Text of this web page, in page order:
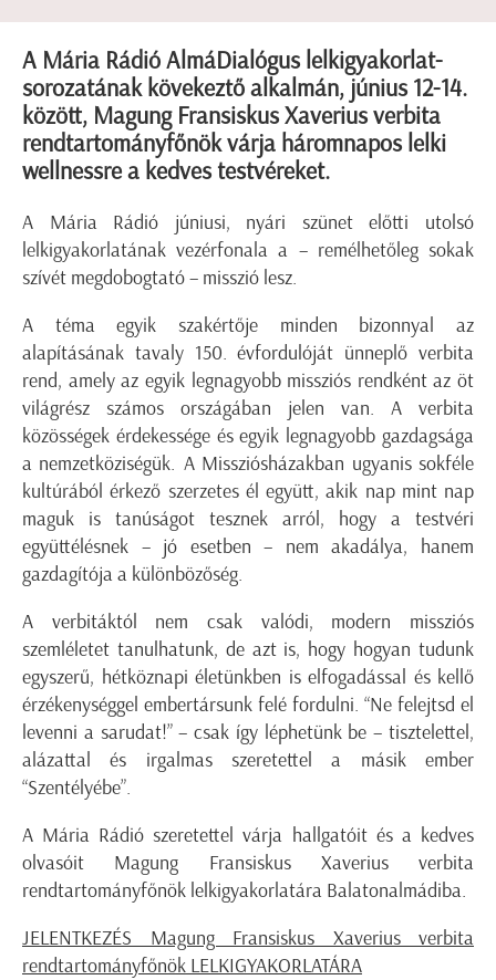
A Mária Rádió AlmáDialógus lelkigyakorlat-
sorozatának kövekeztő alkalmán, június 12-14.
között, Magung Fransiskus Xaverius verbita
rendtartományfőnök várja háromnapos lelki
wellnessre a kedves testvéreket.
A Mária Rádió júniusi, nyári szünet előtti utolsó
lelkigyakorlatának vezérfonala a – remélhetőleg sokak
szívét megdobogtató – misszió lesz.
A téma egyik szakértője minden bizonnyal az
alapításának tavaly 150. évfordulóját ünneplő verbita
rend, amely az egyik legnagyobb missziós rendként az öt
világrész számos országában jelen van. A verbita
közösségek érdekessége és egyik legnagyobb gazdagsága
a nemzetköziségük. A Missziósházakban ugyanis sokféle
kultúrából érkező szerzetes él együtt, akik nap mint nap
maguk is tanúságot tesznek arról, hogy a testvéri
együttélésnek – jó esetben – nem akadálya, hanem
gazdagítója a különbözőség.
A verbitáktól nem csak valódi, modern missziós
szemléletet tanulhatunk, de azt is, hogy hogyan tudunk
egyszerű, hétköznapi életünkben is elfogadással és kellő
érzékenységgel embertársunk felé fordulni. “Ne felejtsd el
levenni a sarudat!” – csak így léphetünk be – tisztelettel,
alázattal és irgalmas szeretettel a másik ember
“Szentélyébe”.
A Mária Rádió szeretettel várja hallgatóit és a kedves
olvasóit Magung Fransiskus Xaverius verbita
rendtartományfőnök lelkigyakorlatára Balatonalmádiba.
JELENTKEZÉS Magung Fransiskus Xaverius verbita
rendtartományfőnök LELKIGYAKORLATÁRA